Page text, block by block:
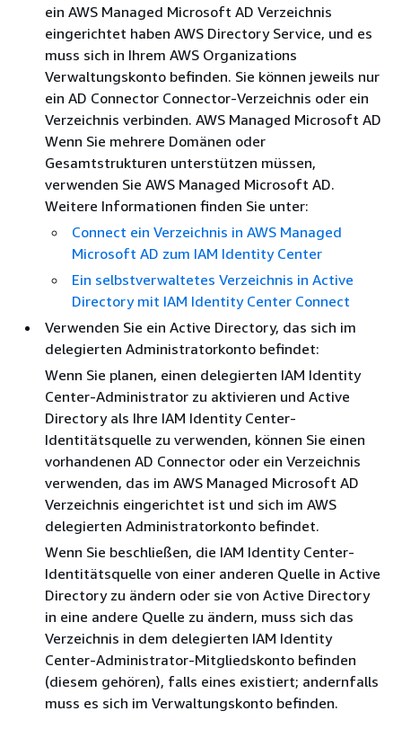
ein AWS Managed Microsoft AD Verzeichnis
eingerichtet haben AWS Directory Service, und es
muss sich in Ihrem AWS Organizations
Verwaltungskonto befinden. Sie können jeweils nur
ein AD Connector Connector-Verzeichnis oder ein
Verzeichnis verbinden. AWS Managed Microsoft AD
Wenn Sie mehrere Domänen oder
Gesamtstrukturen unterstützen müssen,
verwenden Sie AWS Managed Microsoft AD.
Weitere Informationen finden Sie unter:
Connect ein Verzeichnis in AWS Managed
Microsoft AD zum IAM Identity Center
Ein selbstverwaltetes Verzeichnis in Active
Directory mit IAM Identity Center Connect
Verwenden Sie ein Active Directory, das sich im
delegierten Administratorkonto befindet:
Wenn Sie planen, einen delegierten IAM Identity
Center-Administrator zu aktivieren und Active
Directory als Ihre IAM Identity Center-
Identitätsquelle zu verwenden, können Sie einen
vorhandenen AD Connector oder ein Verzeichnis
verwenden, das im AWS Managed Microsoft AD
Verzeichnis eingerichtet ist und sich im AWS
delegierten Administratorkonto befindet.
Wenn Sie beschließen, die IAM Identity Center-
Identitätsquelle von einer anderen Quelle in Active
Directory zu ändern oder sie von Active Directory
in eine andere Quelle zu ändern, muss sich das
Verzeichnis in dem delegierten IAM Identity
Center-Administrator-Mitgliedskonto befinden
(diesem gehören), falls eines existiert; andernfalls
muss es sich im Verwaltungskonto befinden.